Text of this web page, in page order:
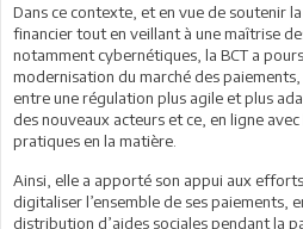
Dans ce contexte, et en vue de soutenir
financier tout en veillant à une maîtrise
notamment cybernétiques, la BCT a
modernisation du marché des
entre une régulation plus agile et plus
des nouveaux acteurs et ce, en ligne
pratiques en la matière.
Ainsi, elle a apporté son appui aux
digitaliser l’ensemble de ses paiements,
distribution d’aides sociales pendant la